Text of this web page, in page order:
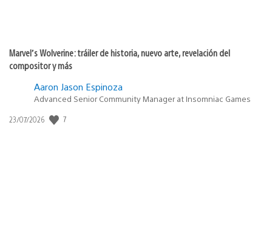
Marvel’s Wolverine: tráiler de historia, nuevo arte, revelación del
compositor y más
Aaron Jason Espinoza
Advanced Senior Community Manager at Insomniac Games
Fecha
23/07/2026 7